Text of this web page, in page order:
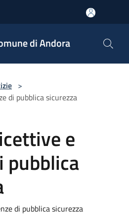
di Andora
>
di pubblica sicurezza
e
pubblica
di pubblica sicurezza